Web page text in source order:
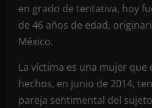
en grado de tentativa, hoy
de 46 años de edad,
México.
La víctima es una mujer
hechos, en junio de 2014,
pareja sentimental del